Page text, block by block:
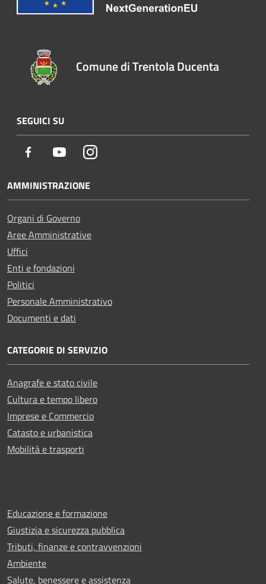
Comune di Trentola Ducenta
SEGUICI SU
Facebook YoutubeInstagram
AMMINISTRAZIONE
Organi di Governo
Aree Amministrative
Uffici
Enti e fondazioni
Politici
Personale Amministrativo
Documenti e dati
CATEGORIE DI SERVIZIO
Anagrafe e stato civile
Cultura e tempo libero
Imprese e Commercio
Catasto e urbanistica
Mobilità e trasporti
Educazione e formazione
Giustizia e sicurezza pubblica
Tributi, finanze e contravvenzioni
Ambiente
Salute, benessere e assistenza